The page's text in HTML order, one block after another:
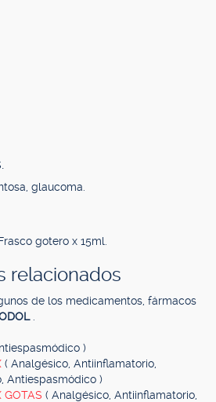
glaucoma.
gotero x 15ml.
relacionados
de los medicamentos, fármacos
)
( Analgésico, Antiinflamatorio,
Antiespasmódico )
GOTAS ( Analgésico, Antiinflamatorio,